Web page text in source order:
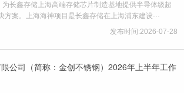
长鑫存储上海高端存储芯片制造基地提供半导体级超
方案。上海海神项目是长鑫存储在上海浦东建设···
发布时间:2026-07-28
公司（简称：金创不锈钢）2026年上半年工作